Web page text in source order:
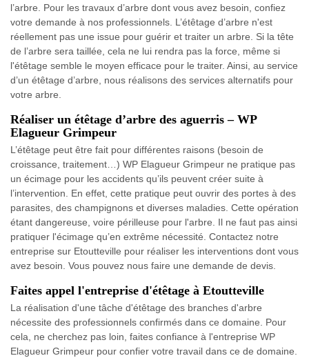
l’arbre. Pour les travaux d’arbre dont vous avez besoin, confiez
votre demande à nos professionnels. L’étêtage d’arbre n'est
réellement pas une issue pour guérir et traiter un arbre. Si la tête
de l’arbre sera taillée, cela ne lui rendra pas la force, même si
l'étêtage semble le moyen efficace pour le traiter. Ainsi, au service
d’un étêtage d’arbre, nous réalisons des services alternatifs pour
votre arbre.
Réaliser un étêtage d’arbre des aguerris – WP
Elagueur Grimpeur
L’étêtage peut être fait pour différentes raisons (besoin de
croissance, traitement…) WP Elagueur Grimpeur ne pratique pas
un écimage pour les accidents qu’ils peuvent créer suite à
l’intervention. En effet, cette pratique peut ouvrir des portes à des
parasites, des champignons et diverses maladies. Cette opération
étant dangereuse, voire périlleuse pour l'arbre. Il ne faut pas ainsi
pratiquer l'écimage qu’en extrême nécessité. Contactez notre
entreprise sur Etoutteville pour réaliser les interventions dont vous
avez besoin. Vous pouvez nous faire une demande de devis.
Faites appel l'entreprise d'étêtage à Etoutteville
La réalisation d'une tâche d'étêtage des branches d'arbre
nécessite des professionnels confirmés dans ce domaine. Pour
cela, ne cherchez pas loin, faites confiance à l'entreprise WP
Elagueur Grimpeur pour confier votre travail dans ce de domaine.